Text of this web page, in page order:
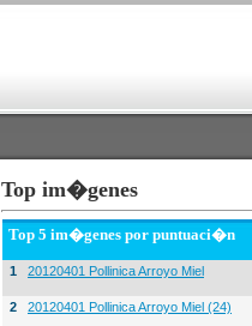
Top im�genes
Top 5 im�genes por puntuaci�n
1 20120401 Pollinica Arroyo Miel
2 20120401 Pollinica Arroyo Miel (24)